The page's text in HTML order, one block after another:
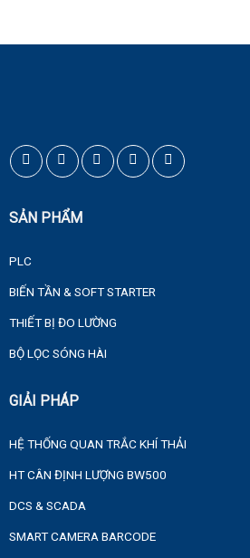
SẢN PHẨM
PLC
BIẾN TẦN & SOFT STARTER
THIẾT BỊ ĐO LƯỜNG
BỘ LỌC SÓNG HÀI
GIẢI PHÁP
HỆ THỐNG QUAN TRẮC KHÍ THẢI
HT CÂN ĐỊNH LƯỢNG BW500
DCS & SCADA
SMART CAMERA BARCODE